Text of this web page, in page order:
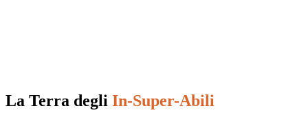
La Terra degli In-Super-Abili